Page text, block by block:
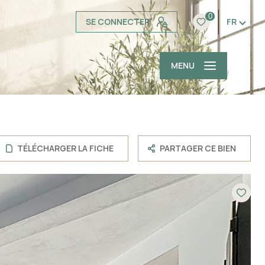
SE CONNECTER 0 FR
MENU
TÉLÉCHARGER LA FICHE PARTAGER CE BIEN